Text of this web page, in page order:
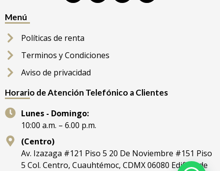
Menú
Políticas de renta
Terminos y Condiciones
Aviso de privacidad
Horario de Atención Telefónico a Clientes
Lunes - Domingo:
10:00 a.m. – 6.00 p.m.
(Centro)
Av. Izazaga #121 Piso 5 20 De Noviembre #151 Piso
5 Col. Centro, Cuauhtémoc, CDMX 06080 Edificio de